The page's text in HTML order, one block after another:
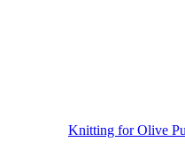
Knitting for Olive